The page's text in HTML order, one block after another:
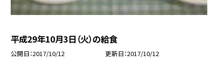
平成29年10月3日（火）の給食
公開日 2017/10/12 更新日 2017/10/12